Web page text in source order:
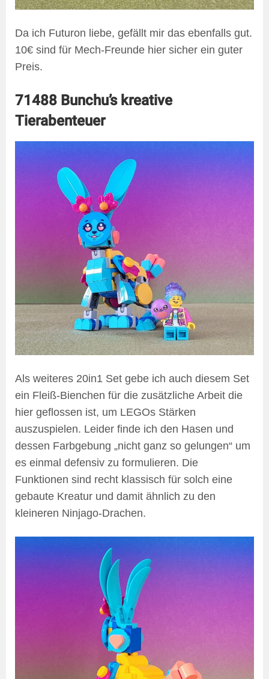
Da ich Futuron liebe, gefällt mir das ebenfalls gut.
10€ sind für Mech-Freunde hier sicher ein guter
Preis.
71488 Bunchu’s kreative
Tierabenteuer
Als weiteres 20in1 Set gebe ich auch diesem Set
ein Fleiß-Bienchen für die zusätzliche Arbeit die
hier geflossen ist, um LEGOs Stärken
auszuspielen. Leider finde ich den Hasen und
dessen Farbgebung „nicht ganz so gelungen“ um
es einmal defensiv zu formulieren. Die
Funktionen sind recht klassisch für solch eine
gebaute Kreatur und damit ähnlich zu den
kleineren Ninjago-Drachen.